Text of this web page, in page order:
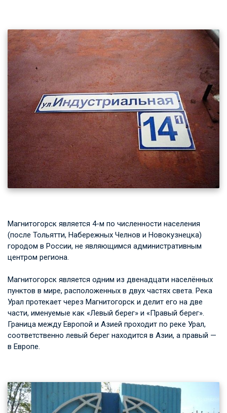
Магнитогорск является 4-м по численности населения
(после Тольятти, Набережных Челнов и Новокузнецка)
городом в России, не являющимся административным
центром региона.
Магнитогорск является одним из двенадцати населённых
пунктов в мире, расположенных в двух частях света. Река
Урал протекает через Магнитогорск и делит его на две
части, именуемые как «Левый берег» и «Правый берег».
Граница между Европой и Азией проходит по реке Урал,
соответственно левый берег находится в Азии, а правый —
в Европе.